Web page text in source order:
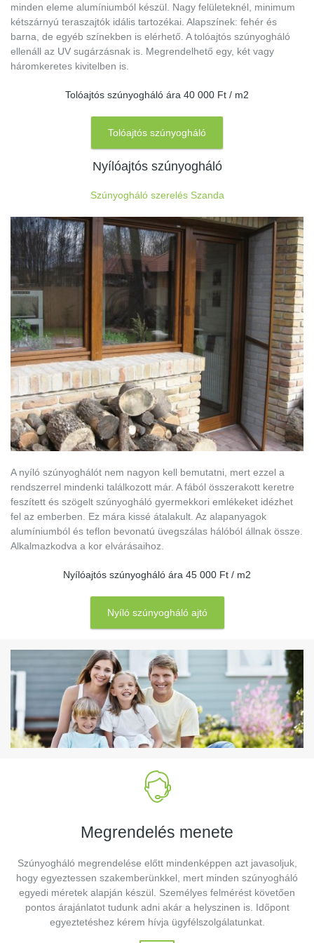
minden eleme alumíniumból készül. Nagy felületeknél, minimum
kétszárnyú teraszajtók idális tartozékai. Alapszínek: fehér és
barna, de egyéb színekben is elérhető. A tolóajtós szúnyogháló
ellenáll az UV sugárzásnak is. Megrendelhető egy, két vagy
háromkeretes kivitelben is.
Tolóajtós szúnyogháló ára 40 000 Ft / m2
Tolóajtós szúnyogháló
Nyílóajtós szúnyogháló
Szúnyogháló szerelés Szanda
A nyíló szúnyoghálót nem nagyon kell bemutatni, mert ezzel a
rendszerrel mindenki találkozott már. A fából összerakott keretre
feszített és szögelt szúnyogháló gyermekkori emlékeket idézhet
fel az emberben. Ez mára kissé átalakult. Az alapanyagok
alumíniumból és teflon bevonatú üvegszálas hálóból állnak össze.
Alkalmazkodva a kor elvárásaihoz.
Nyílóajtós szúnyogháló ára 45 000 Ft / m2
Nyíló szúnyogháló ajtó
Megrendelés menete
Szúnyogháló megrendelése előtt mindenképpen azt javasoljuk,
hogy egyeztessen szakemberünkkel, mert minden szúnyogháló
egyedi méretek alapján készül. Személyes felmérést követően
pontos árajánlatot tudunk adni akár a helyszinen is. Időpont
egyeztetéshez kérem hívja ügyfélszolgálatunkat.